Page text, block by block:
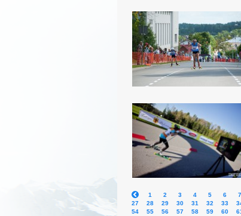
1 2 3 4 5 6 7
27
28 29 30 31 32 33
54
55 56 57 58 59 60